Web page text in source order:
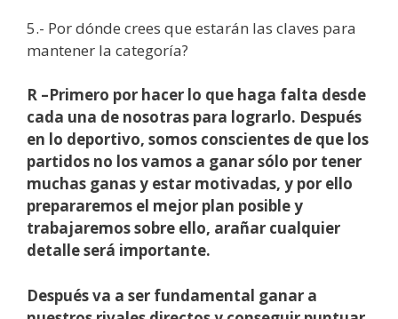
5.- Por dónde crees que estarán las claves para
mantener la categoría?
R –Primero por hacer lo que haga falta desde
cada una de nosotras para lograrlo. Después
en lo deportivo, somos conscientes de que los
partidos no los vamos a ganar sólo por tener
muchas ganas y estar motivadas, y por ello
prepararemos el mejor plan posible y
trabajaremos sobre ello, arañar cualquier
detalle será importante.
Después va a ser fundamental ganar a